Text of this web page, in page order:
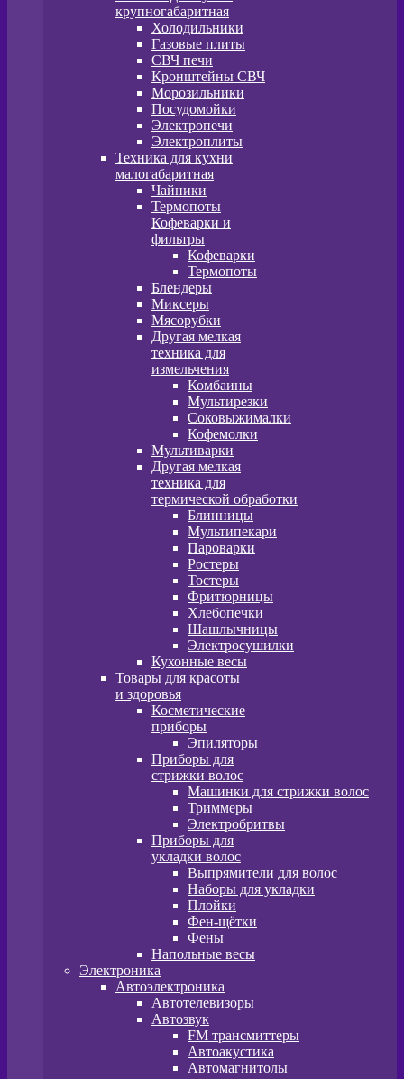
крупногабаритная
Холодильники
Газовые плиты
СВЧ печи
Кронштейны СВЧ
Морозильники
Посудомойки
Электропечи
Электроплиты
Техника для кухни
малогабаритная
Чайники
Термопоты
Кофеварки и
фильтры
Кофеварки
Термопоты
Блендеры
Миксеры
Мясорубки
Другая мелкая
техника для
измельчения
Комбаины
Мультирезки
Соковыжималки
Кофемолки
Мультиварки
Другая мелкая
техника для
термической обработки
Блинницы
Мультипекари
Пароварки
Ростеры
Тостеры
Фритюрницы
Хлебопечки
Шашлычницы
Электросушилки
Кухонные весы
Товары для красоты
и здоровья
Косметические
приборы
Эпиляторы
Приборы для
стрижки волос
Машинки для стрижки волос
Триммеры
Электробритвы
Приборы для
укладки волос
Выпрямители для волос
Наборы для укладки
Плойки
Фен-щётки
Фены
Напольные весы
Электроника
Автоэлектроника
Автотелевизоры
Автозвук
FM трансмиттеры
Автоакустика
Автомагнитолы